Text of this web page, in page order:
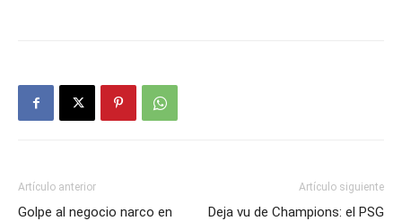
Artículo anterior
Golpe al negocio narco en
Artículo siguiente
Deja vu de Champions: el PSG